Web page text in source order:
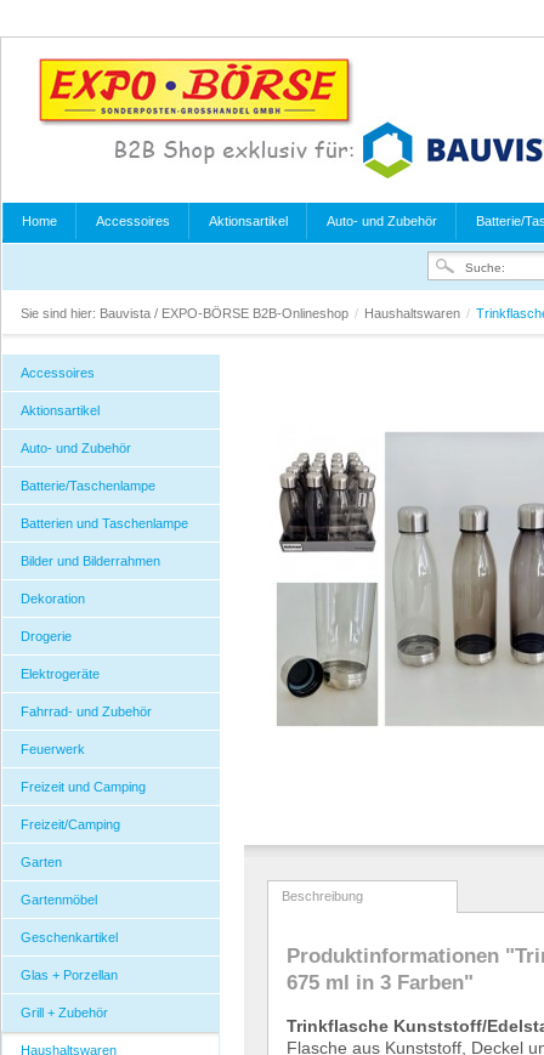
Home Accessoires Aktionsartikel Auto- und Zubehör Batterie/
Sie sind hier: Bauvista / EXPO-BÖRSE B2B-Onlineshop / Haushaltswaren /
Accessoires
Aktionsartikel
Auto- und Zubehör
Batterie/Taschenlampe
Batterien und Taschenlampe
Bilder und Bilderrahmen
Dekoration
Drogerie
Elektrogeräte
Fahrrad- und Zubehör
Feuerwerk
Freizeit und Camping
Freizeit/Camping
Garten
Gartenmöbel
Geschenkartikel
Glas + Porzellan
Grill + Zubehör
Haushaltswaren
Beschreibung
Produktinformationen
675 ml in 3 Farben"
Trinkflasche Kunststoff/
Flasche aus Kunststoff, Deckel